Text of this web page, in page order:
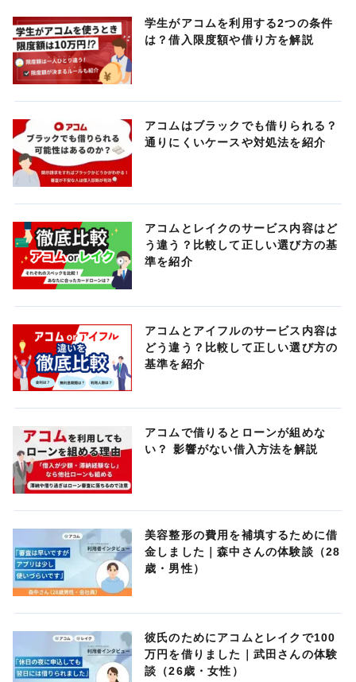
学生がアコムを利用する2つの条件
は？借入限度額や借り方を解説
アコムはブラックでも借りられる？
通りにくいケースや対処法を紹介
アコムとレイクのサービス内容はど
う違う？比較して正しい選び方の基
準を紹介
アコムとアイフルのサービス内容は
どう違う？比較して正しい選び方の
基準を紹介
アコムで借りるとローンが組めな
い？ 影響がない借入方法を解説
美容整形の費用を補填するために借
金しました｜森中さんの体験談（28
歳・男性）
彼氏のためにアコムとレイクで100
万円を借りました｜武田さんの体験
談（26歳・女性）